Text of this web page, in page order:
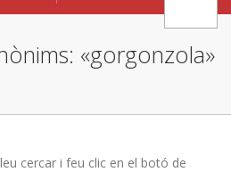
«gorgonzola»
cercar i feu clic en el botó de